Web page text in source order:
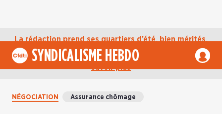
La rédaction prend ses quartiers d’été, bien mérités,
jusqu’au mardi 1er septembre. D’ici là, retrouvez
l’actualité de la CFDT sur notre compte Bluesky. En
SYNDICALISME HEBDO
NÉGOCIATION Assurance chômage